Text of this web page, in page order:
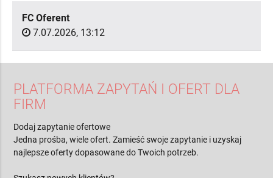
FC Oferent
7.07.2026, 13:12
PLATFORMA ZAPYTAŃ I OFERT DLA
FIRM
Dodaj zapytanie ofertowe
Jedna prośba, wiele ofert. Zamieść swoje zapytanie i uzyskaj
najlepsze oferty dopasowane do Twoich potrzeb.